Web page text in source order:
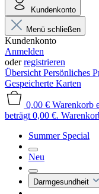
Kundenkonto
Menü schließen
Kundenkonto
Anmelden
oderregistrieren
Übersicht Persönliches
Gespeicherte Karten
0,00 € Warenkorb
beträgt 0,00 €.
Summer Special
Neu
Darmgesundheit